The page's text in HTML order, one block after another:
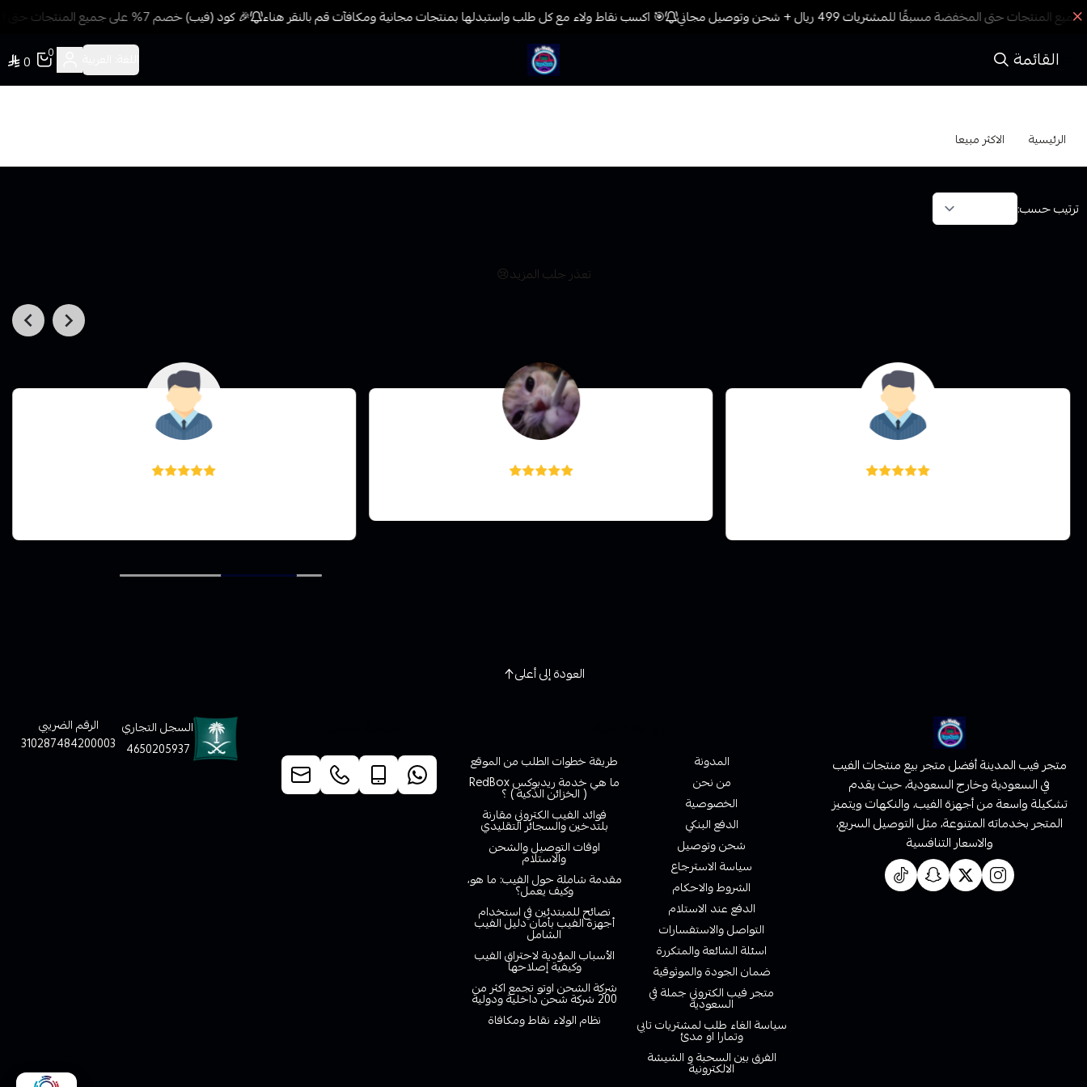
🎯 اكسب نقاط ولاء مع كل طلب واستبدلها بمنتجات مجانية ومكافآت قم بالنقر هناء 🎉 كود (فيب) خصم 7% على جميع المنتجات حتى المخفضة مسبقًا للمشتريات 499 ريال + شحن وتوصيل مجاني
القائمة فيب المدينة
0
0
الرئيسية الاكثر مبيعا
ترتيب حسب:
تعذر جلب المزيد😢
العودة إلى أعلى
متجر فيب المدينة أفضل متجر بيع منتجات الفيب
في السعودية وخارج السعودية، حيث يقدم
تشكيلة واسعة من أجهزة الفيب، والنكهات ويتميز
المتجر بخدماته المتنوعة، مثل التوصيل السريع،
والاسعار التنافسية
المدونة
من نحن
الخصوصية
الدفع البنكي
شحن وتوصيل
سياسة الاسترجاع
الشروط والاحكام
الدفع عند الاستلام
التواصل والاستفسارات
اسئلة الشائعة والمتكررة
ضمان الجودة والموثوقية
متجر فيب الكتروني جملة في
السعودية
سياسة الغاء طلب لمشتريات تابي
وتمارا او مدئ
الفرق بين السحبة و الشيشة
الالكترونية
طريقة خطوات الطلب من الموقع
ما هي خدمة ريدبوكس RedBox
( الخزائن الذكية ) ؟
فوائد الفيب الكتروني مقارنة
بلتدخين والسجائر التقليدي
اوقات التوصيل والشحن
والاستلام
مقدمة شاملة حول الفيب: ما هو،
وكيف يعمل؟
نصائح للمبتدئين في استخدام
أجهزة الفيب بأمان دليل الفيب
الشامل
الأسباب المؤدية لاحتراق الفيب
وكيفية إصلاحها
شركة الشحن اوتو تجمع اكثر من
200 شركة شحن داخلية ودولية
نظام الولاء نقاط ومكافاة
السجل التجاري
4650205937
الرقم الضريبي
310287484200003